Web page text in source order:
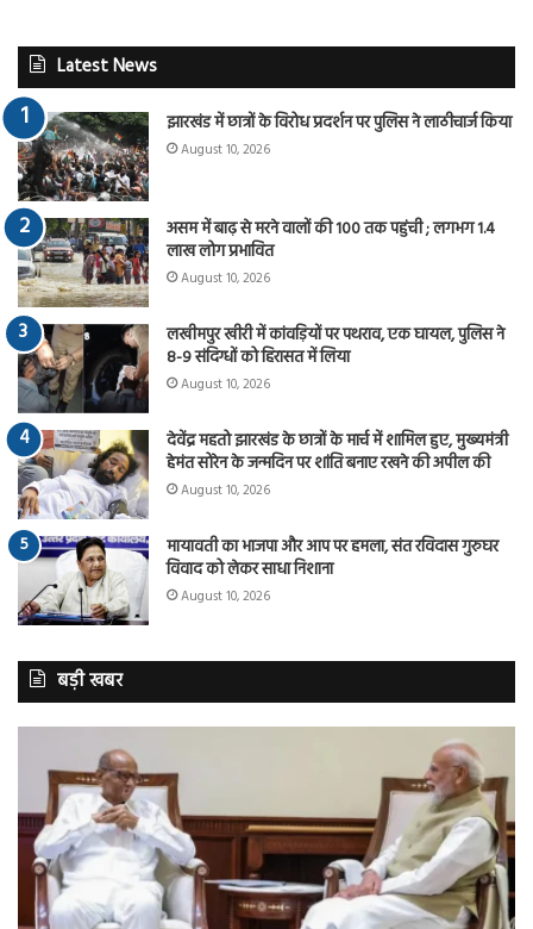
Latest News
झारखंड में छात्रों के विरोध प्रदर्शन पर पुलिस ने लाठीचार्ज किया
August 10, 2026
असम में बाढ़ से मरने वालों की 100 तक पहुंची ; लगभग 1.4
लाख लोग प्रभावित
August 10, 2026
लखीमपुर खीरी में कांवड़ियों पर पथराव, एक घायल, पुलिस ने
8-9 संदिग्धों को हिरासत में लिया
August 10, 2026
देवेंद्र महतो झारखंड के छात्रों के मार्च में शामिल हुए, मुख्यमंत्री
हेमंत सोरेन के जन्मदिन पर शांति बनाए रखने की अपील की
August 10, 2026
मायावती का भाजपा और आप पर हमला, संत रविदास गुरुघर
विवाद को लेकर साधा निशाना
August 10, 2026
बड़ी खबर